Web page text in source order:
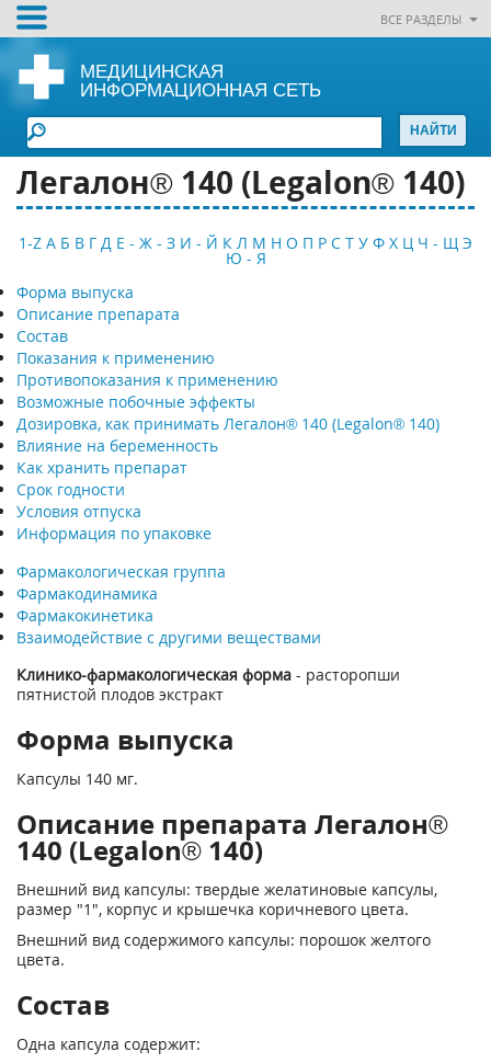
ВСЕ РАЗДЕЛЫ
МЕДИЦИНСКАЯ
ИНФОРМАЦИОННАЯ СЕТЬ
Легалон® 140 (Legalon® 140)
1-Z А Б В Г Д Е - Ж - З И - Й К Л М Н О П Р С Т У Ф Х Ц Ч - Щ Э
Ю - Я
Форма выпуска
Описание препарата
Состав
Показания к применению
Противопоказания к применению
Возможные побочные эффекты
Дозировка, как принимать Легалон® 140 (Legalon® 140)
Влияние на беременность
Как хранить препарат
Срок годности
Условия отпуска
Информация по упаковке
Фармакологическая группа
Фармакодинамика
Фармакокинетика
Взаимодействие с другими веществами
Клинико-фармакологическая форма - расторопши
пятнистой плодов экстракт
Форма выпуска
Капсулы 140 мг.
Описание препарата Легалон®
140 (Legalon® 140)
Внешний вид капсулы: твердые желатиновые капсулы,
размер "1", корпус и крышечка коричневого цвета.
Внешний вид содержимого капсулы: порошок желтого
цвета.
Состав
Одна капсула содержит: